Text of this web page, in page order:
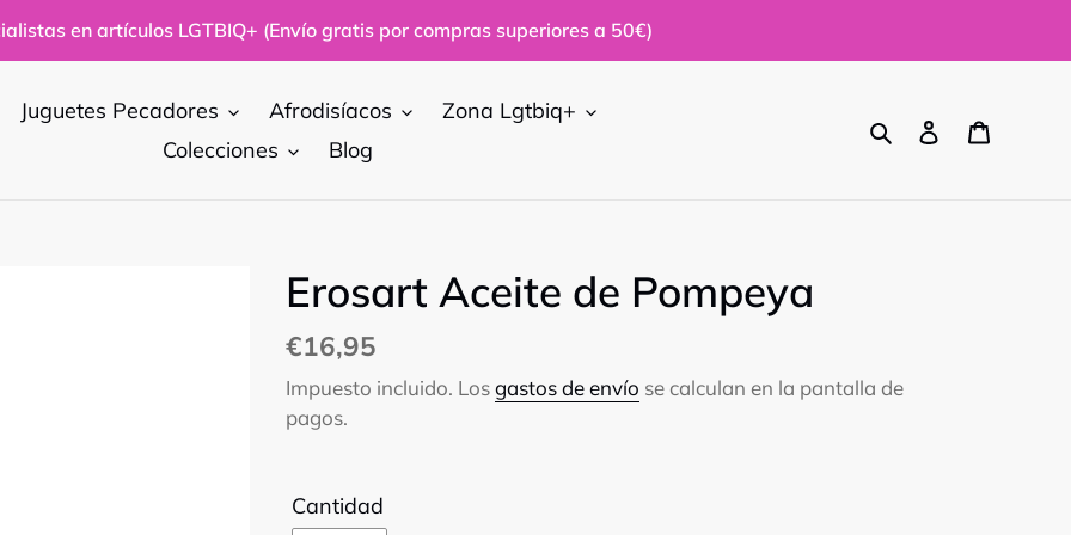
en artículos LGTBIQ+ (Envío gratis por compras superiores a 50€)
Juguetes Pecadores Afrodisíacos
Zona Lgtbiq+
Colecciones
Blog
BuscarIngresar
Erosart Aceite de Pompeya
Precio
habitual
€16,95
Impuesto incluido. Losgastos de envío se calculan en la pantalla de
pagos.
Cantidad